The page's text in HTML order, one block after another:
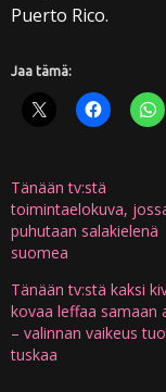
Puerto Rico.
Jaa tämä:
Tänään tv:stä
toimintaelokuva,
puhutaan salakielenä
suomea
Tänään tv:stä kaksi
kovaa leffaa samaan
– valinnan vaikeus
tuskaa